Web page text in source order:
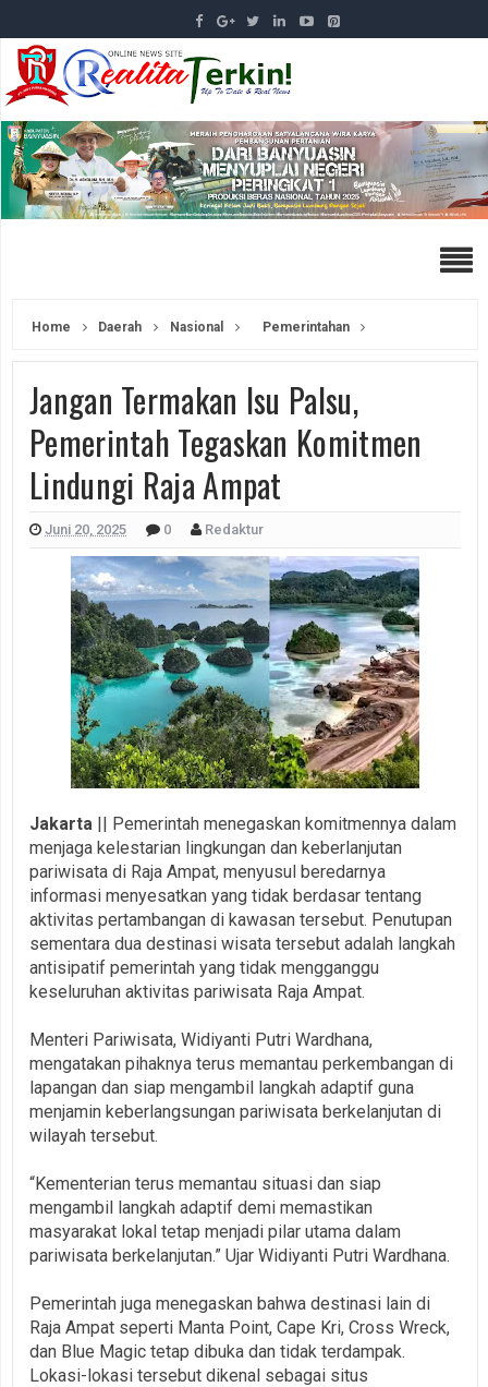
Home Daerah Nasional Pemerintahan
Jangan Termakan Isu Palsu,
Pemerintah Tegaskan Komitmen
Lindungi Raja Ampat
Juni 20, 2025 0 Redaktur
Jakarta || Pemerintah menegaskan komitmennya dalam
menjaga kelestarian lingkungan dan keberlanjutan
pariwisata di Raja Ampat, menyusul beredarnya
informasi menyesatkan yang tidak berdasar tentang
aktivitas pertambangan di kawasan tersebut. Penutupan
sementara dua destinasi wisata tersebut adalah langkah
antisipatif pemerintah yang tidak mengganggu
keseluruhan aktivitas pariwisata Raja Ampat.
Menteri Pariwisata, Widiyanti Putri Wardhana,
mengatakan pihaknya terus memantau perkembangan di
lapangan dan siap mengambil langkah adaptif guna
menjamin keberlangsungan pariwisata berkelanjutan di
wilayah tersebut.
“Kementerian terus memantau situasi dan siap
mengambil langkah adaptif demi memastikan
masyarakat lokal tetap menjadi pilar utama dalam
pariwisata berkelanjutan.” Ujar Widiyanti Putri Wardhana.
Pemerintah juga menegaskan bahwa destinasi lain di
Raja Ampat seperti Manta Point, Cape Kri, Cross Wreck,
dan Blue Magic tetap dibuka dan tidak terdampak.
Lokasi-lokasi tersebut dikenal sebagai situs